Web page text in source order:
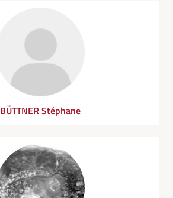
BÜTTNER Stéphane